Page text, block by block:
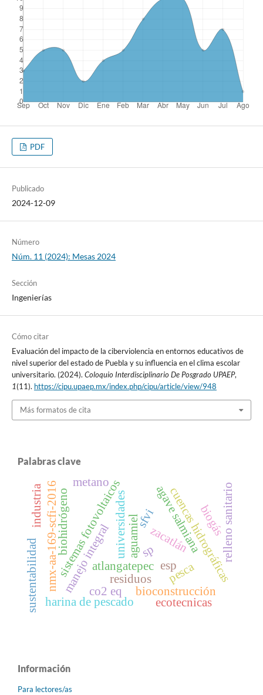
PDF
Publicado
2024-12-09
Número
Núm. 11 (2024): Mesas 2024
Sección
Ingenierías
Cómo citar
Evaluación del impacto de la ciberviolencia en entornos educativos de
nivel superior del estado de Puebla y su influencia en el clima escolar
universitario. (2024). Coloquio Interdisciplinario De Posgrado UPAEP,
1(11). https://cipu.upaep.mx/index.php/cipu/article/view/948
Más formatos de cita
Palabras clave
agave salmiana
aguamiel zacatlán
manejo integral cuencas hidrográficas
atlangatepec
sistemas fotovoltaicos sp
esp
sfvi
nmx-aa-169-scfi-2016
harina de pescado
pesca
residuos
bioconstrucción
ecotecnicas
universidades
sustentabilidad
relleno sanitario
biogás
biohidrógeno
co2 eq
metano
industria
Información
Para lectores/as